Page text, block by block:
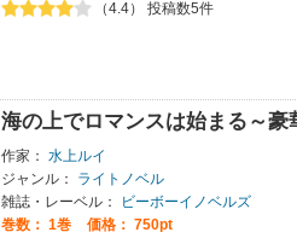
（4.4） 投稿数5件
海の上でロマンスは始まる～豪
作家： 水上ルイ
ジャンル：
ライトノベル
雑誌・レーベル：
ビーボーイノベルズ
巻数： 1巻
価格： 750pt